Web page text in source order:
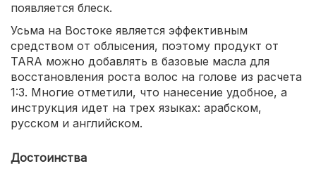
появляется блеск.
Усьма на Востоке является эффективным
средством от облысения, поэтому продукт от
TARA можно добавлять в базовые масла для
восстановления роста волос на голове из расчета
1:3. Многие отметили, что нанесение удобное, а
инструкция идет на трех языках: арабском,
русском и английском.
Достоинства